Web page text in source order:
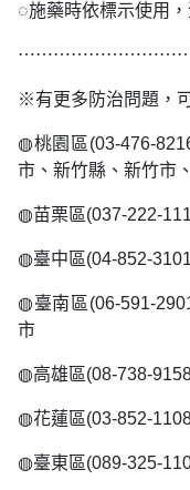
◌施藥時依標示使用
※有更多防治問題，
◍桃園區(03-476-
市、新竹縣、新竹市
◍苗栗區(037-222-
◍臺中區(04-852-
◍臺南區(06-591-
市
◍高雄區(08-738-
◍花蓮區(03-852-
◍臺東區(089-325-